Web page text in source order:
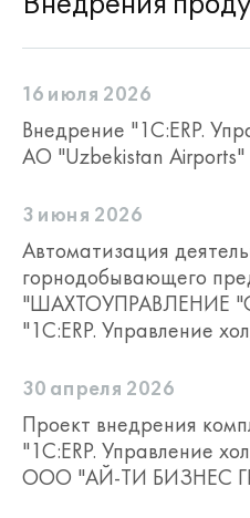
16 июля 2026
Внедрение "1С:ERP.
АО "Uzbekistan Airports"
3 июня 2026
Автоматизация
горнодобывающего
"ШАХТОУПРАВЛЕНИЕ
"1С:ERP. Управление
30 апреля 2026
Проект внедрения
"1С:ERP. Управление
ООО "АЙ-ТИ БИЗНЕС